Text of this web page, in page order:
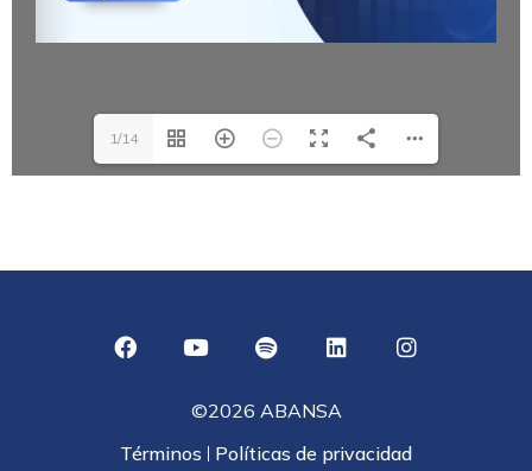
1/14
©2026 ABANSA
Términos
Políticas de privacidad